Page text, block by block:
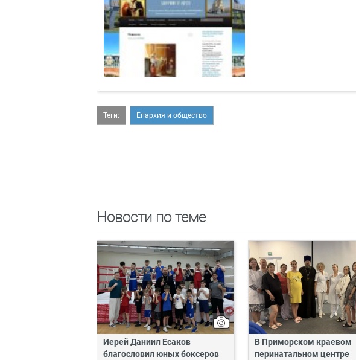
Теги: Епархия и общество
Новости по теме
Иерей Даниил Есаков
благословил юных боксеров
В Приморском краевом
перинатальном центре